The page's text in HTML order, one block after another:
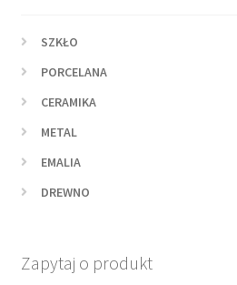
SZKŁO
PORCELANA
CERAMIKA
METAL
EMALIA
DREWNO
Zapytaj o produkt